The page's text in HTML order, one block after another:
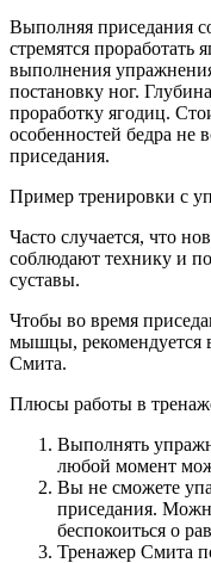
Выполняя приседания
стремятся
выполнения
постановку ног.
проработку ягодиц.
особенностей бедра не
приседания.
Пример тренировки с
Часто случается, что
соблюдают технику и
суставы.
Чтобы во время
мышцы, рекомендуется
Смита.
Плюсы работы в
Выполнять
любой момент
Вы не сможете
приседания.
беспокоиться о
Тренажер Смита